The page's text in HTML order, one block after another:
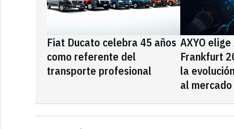
Fiat Ducato celebra 45 años
como referente del
transporte profesional
AXYO
Frankfurt
la
al